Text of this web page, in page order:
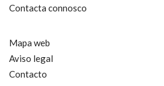
Contacta connosco
Mapa web
Aviso legal
Contacto